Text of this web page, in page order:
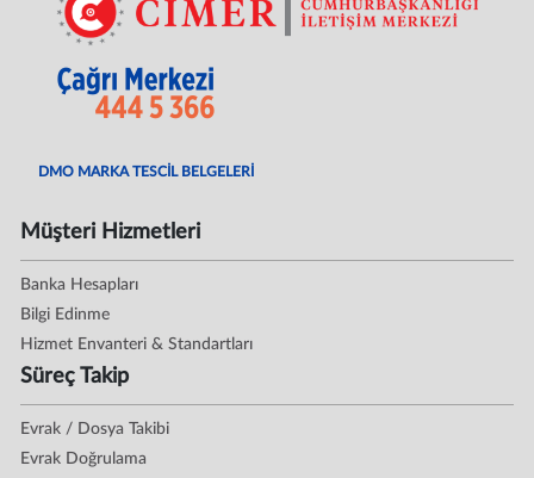
DMO MARKA TESCİL BELGELERİ
Müşteri Hizmetleri
Banka Hesapları
Bilgi Edinme
Hizmet Envanteri & Standartları
Süreç Takip
Evrak / Dosya Takibi
Evrak Doğrulama